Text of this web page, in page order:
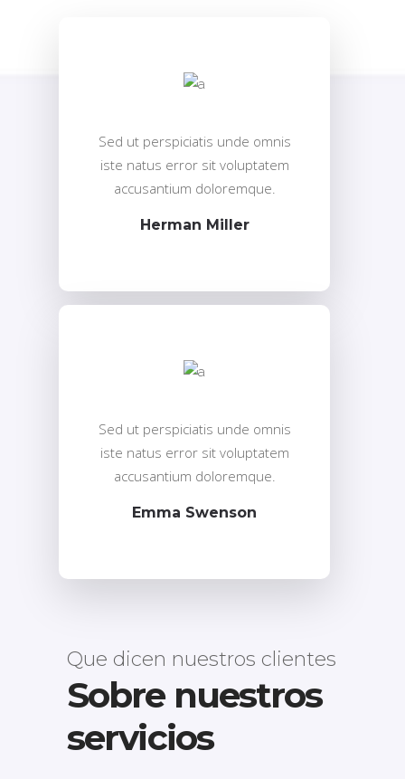
Sed ut perspiciatis unde omnis
iste natus error sit voluptatem
accusantium doloremque.
Herman Miller
Sed ut perspiciatis unde omnis
iste natus error sit voluptatem
accusantium doloremque.
Emma Swenson
Que dicen nuestros clientes
Sobre nuestros
servicios